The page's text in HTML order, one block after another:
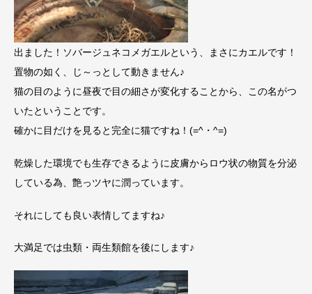
出ました！ソバージュネコメガエルという、まさにカエルです！
置物の如く、じ～っとして動きません♪
猫の目のように昼夜で目の細さが変化することから、この名がつ
いたということです。
確かに目だけを見ると完全に猫ですね！(=^・^=)
乾燥した環境でも生存できるように皮膚からロウ状の物質を分泌
している為、艶っツヤに潤っています。
それにしても良い表情してますね♪
大満足では虫類・両生類館を後にします♪